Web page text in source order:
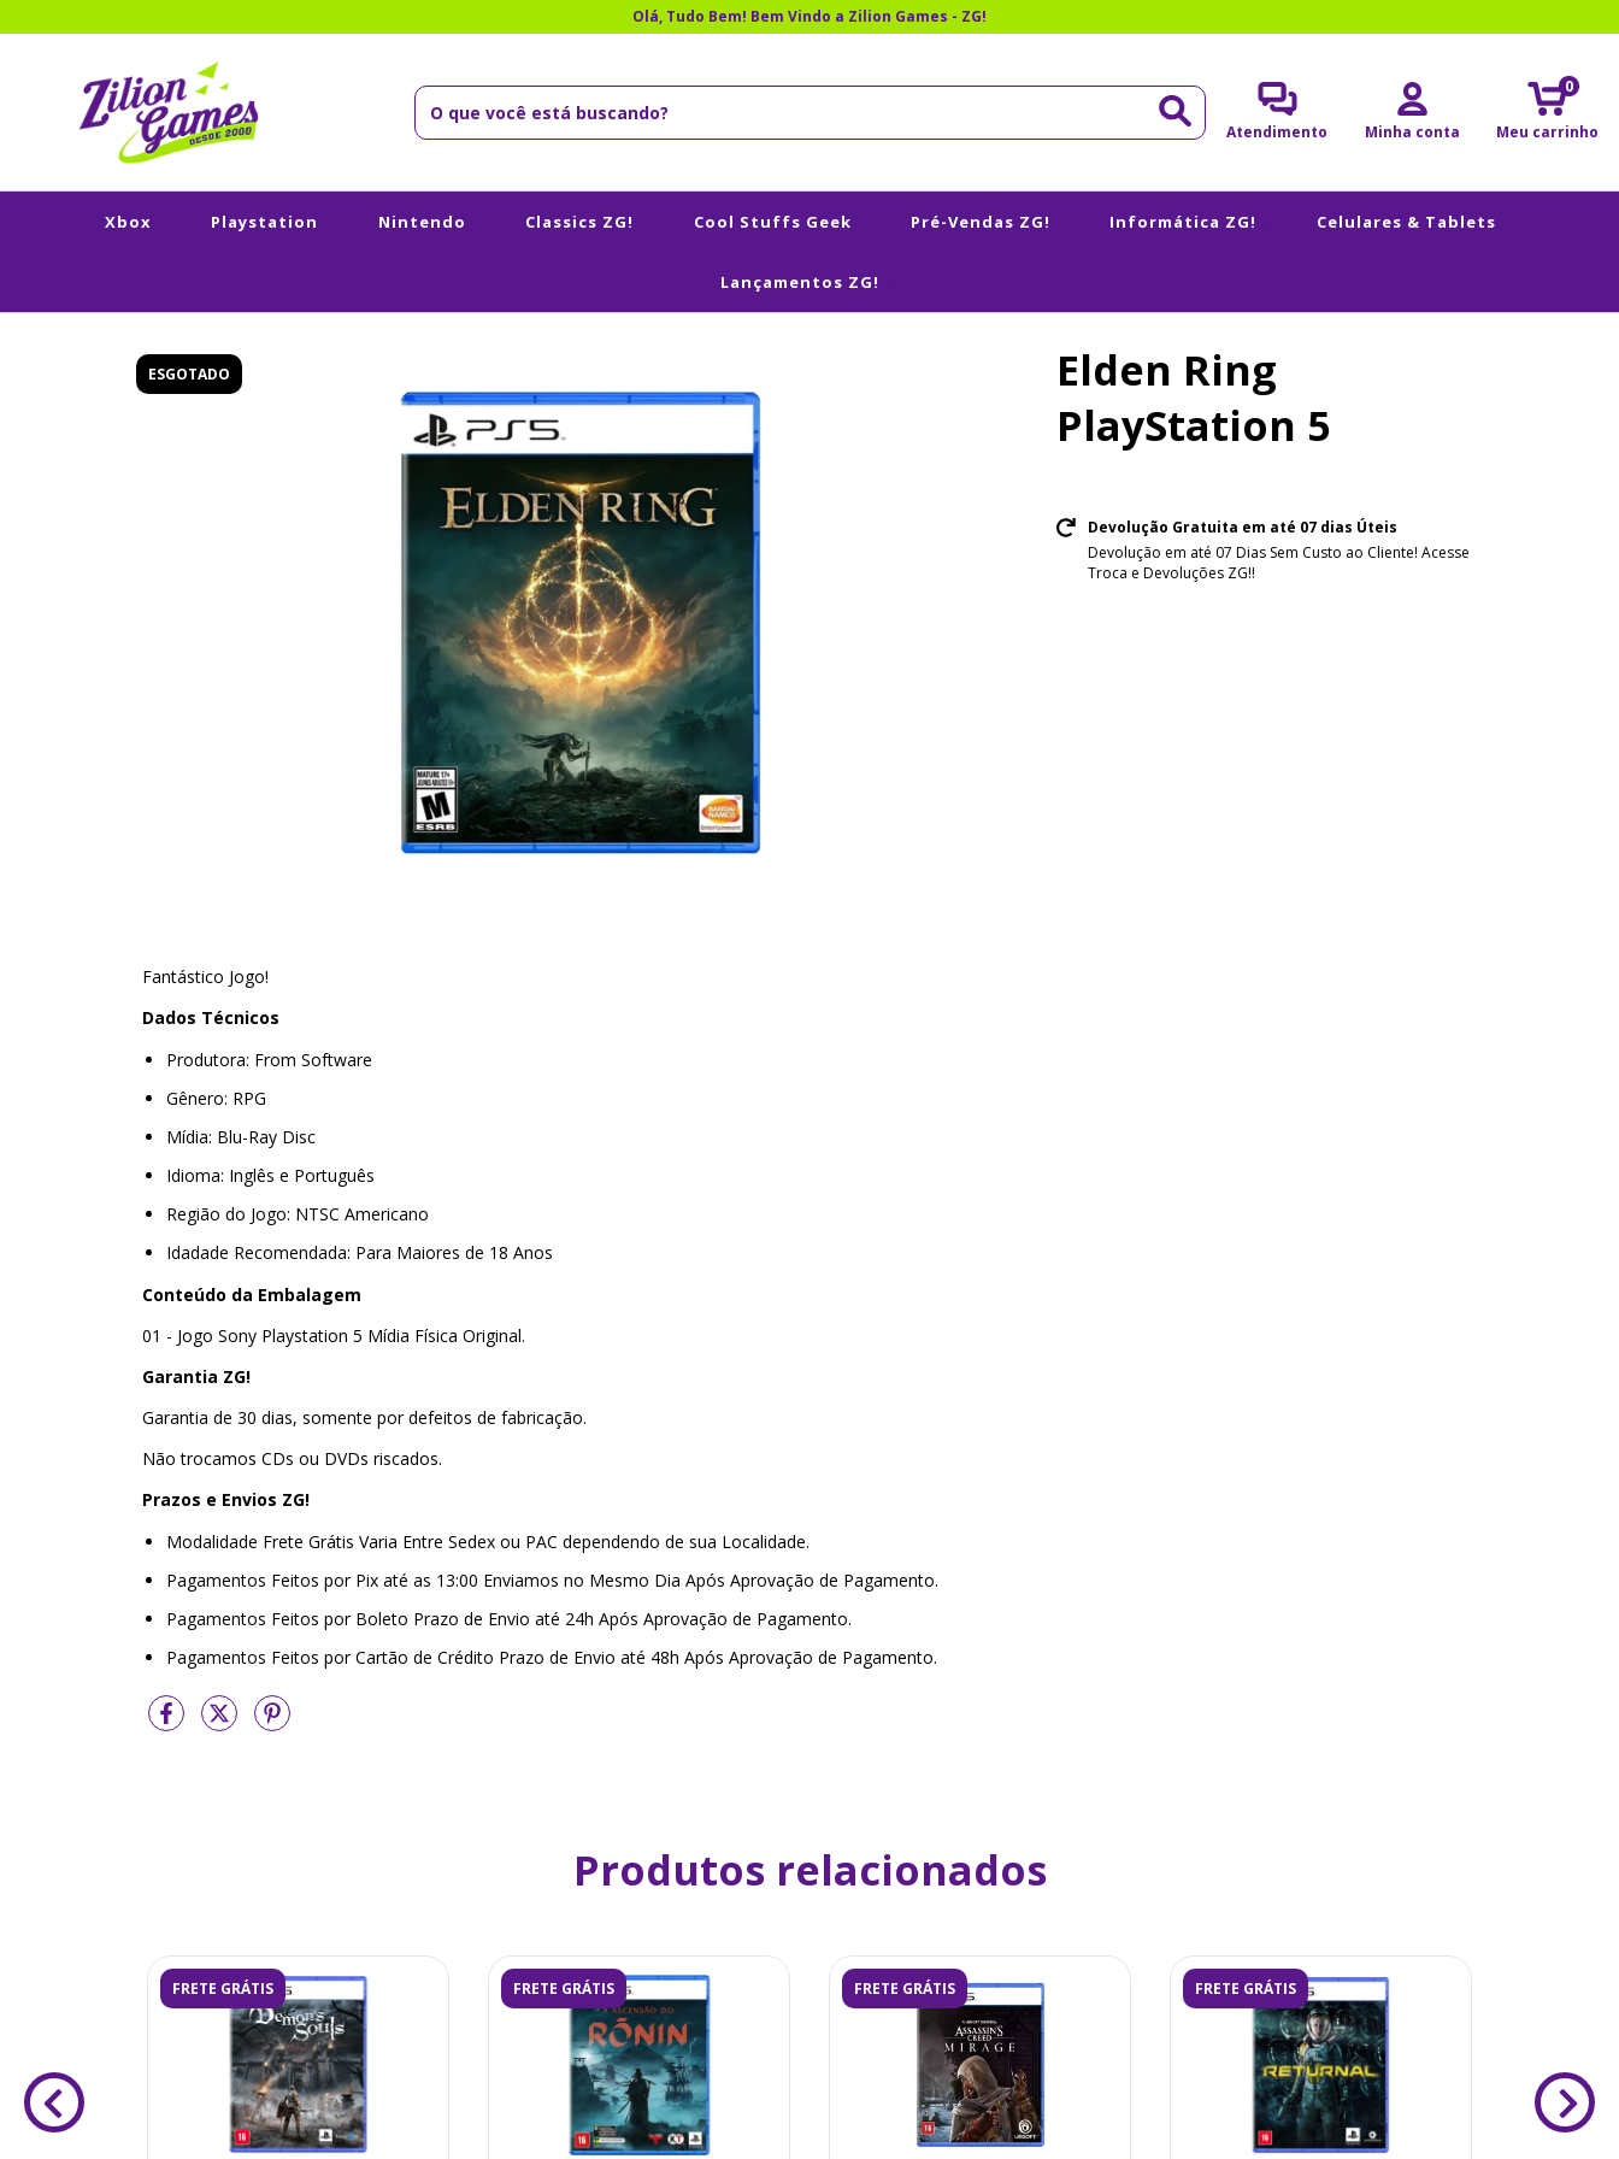
Olá, Tudo Bem! Bem Vindo a Zilion Games - ZG!
Atendimento Minha conta Meu carrinho
0
Xbox Playstation Nintendo Classics ZG! Cool Stuffs Geek Pré-Vendas ZG! Informática ZG! Celulares & Tablets
Lançamentos ZG!
ESGOTADO
Fantástico Jogo!
Dados Técnicos
Produtora: From Software
Gênero: RPG
Mídia: Blu-Ray Disc
Idioma: Inglês e Português
Região do Jogo: NTSC Americano
Idadade Recomendada: Para Maiores de 18 Anos
Conteúdo da Embalagem
01 - Jogo Sony Playstation 5 Mídia Física Original.
Garantia ZG!
Garantia de 30 dias, somente por defeitos de fabricação.
Não trocamos CDs ou DVDs riscados.
Prazos e Envios ZG!
Modalidade Frete Grátis Varia Entre Sedex ou PAC dependendo de sua Localidade.
Pagamentos Feitos por Pix até as 13:00 Enviamos no Mesmo Dia Após Aprovação de Pagamento.
Pagamentos Feitos por Boleto Prazo de Envio até 24h Após Aprovação de Pagamento.
Pagamentos Feitos por Cartão de Crédito Prazo de Envio até 48h Após Aprovação de Pagamento.
Elden Ring
PlayStation 5
Devolução Gratuita em até 07 dias Úteis
Devolução em até 07 Dias Sem Custo ao Cliente! Acesse
Troca e Devoluções ZG!!
Produtos relacionados
FRETE GRÁTIS FRETE GRÁTIS FRETE GRÁTIS FRETE GRÁTIS